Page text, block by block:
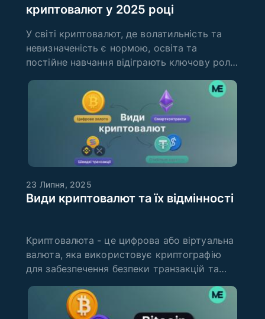
криптовалют у 2025 році
У світі криптовалют, де волатильність та
невизначеність є нормою, освіта та
постійне навчання відіграють ключову роль
вимагає не тільки інтуїції, а й глибоких
знань у галузі технічного та
фундаментального ана
23 Липня, 2025
Види криптовалют та їх відмінності
Криптовалюта - це цифрова або віртуальна
валюта, яка використовує криптографію
для забезпечення безпеки транзакцій та
контролю за створенням нових одиниць.
Вона працює на основі технології блокчейн,
яка забезпечує децентралізацію та